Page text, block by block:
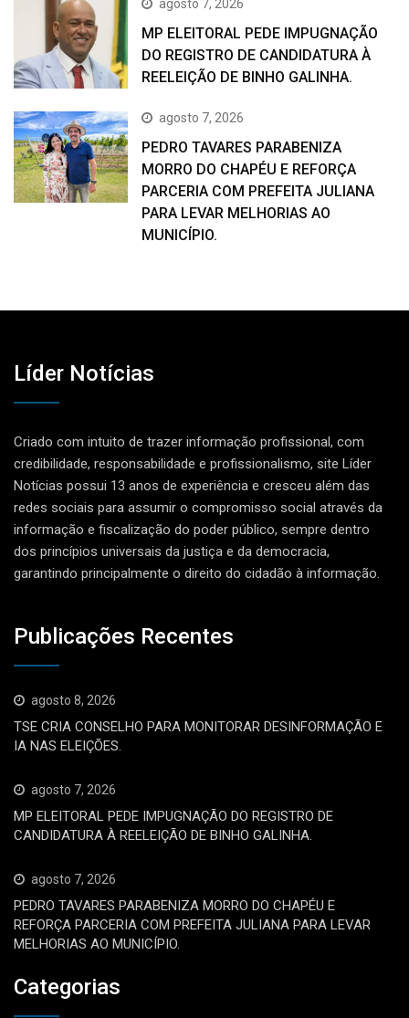
agosto 7, 2026
MP ELEITORAL PEDE IMPUGNAÇÃO
DO REGISTRO DE CANDIDATURA À
REELEIÇÃO DE BINHO GALINHA.
agosto 7, 2026
PEDRO TAVARES PARABENIZA
MORRO DO CHAPÉU E REFORÇA
PARCERIA COM PREFEITA JULIANA
PARA LEVAR MELHORIAS AO
MUNICÍPIO.
Líder Notícias
Criado com intuito de trazer informação profissional, com
credibilidade, responsabilidade e profissionalismo, site Líder
Notícias possui 13 anos de experiência e cresceu além das
redes sociais para assumir o compromisso social através da
informação e fiscalização do poder público, sempre dentro
dos princípios universais da justiça e da democracia,
garantindo principalmente o direito do cidadão à informação.
Publicações Recentes
agosto 8, 2026
TSE CRIA CONSELHO PARA MONITORAR DESINFORMAÇÃO E
IA NAS ELEIÇÕES.
agosto 7, 2026
MP ELEITORAL PEDE IMPUGNAÇÃO DO REGISTRO DE
CANDIDATURA À REELEIÇÃO DE BINHO GALINHA.
agosto 7, 2026
PEDRO TAVARES PARABENIZA MORRO DO CHAPÉU E
REFORÇA PARCERIA COM PREFEITA JULIANA PARA LEVAR
MELHORIAS AO MUNICÍPIO.
Categorias